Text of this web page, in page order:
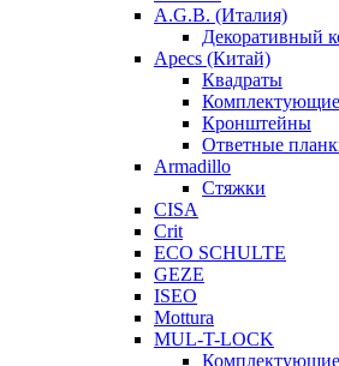
A.G.B. (Италия)
Декоративный
Apecs (Китай)
Квадраты
Комплектующие
Кронштейны
Ответные
Armadillo
Стяжки
CISA
Crit
ECO SCHULTE
GEZE
ISEO
Mottura
MUL-T-LOCK
Комплектующие